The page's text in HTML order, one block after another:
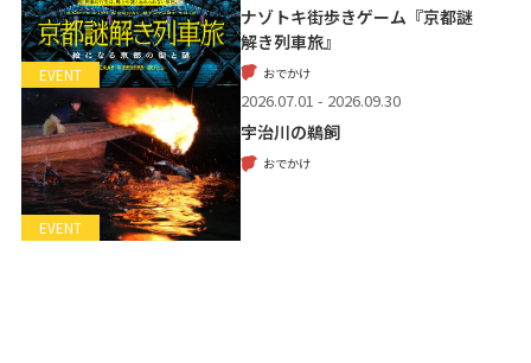
EVENT
ナゾトキ街歩きゲーム『京都謎
解き列車旅』
おでかけ
EVENT
2026.07.01 - 2026.09.30
宇治川の鵜飼
おでかけ